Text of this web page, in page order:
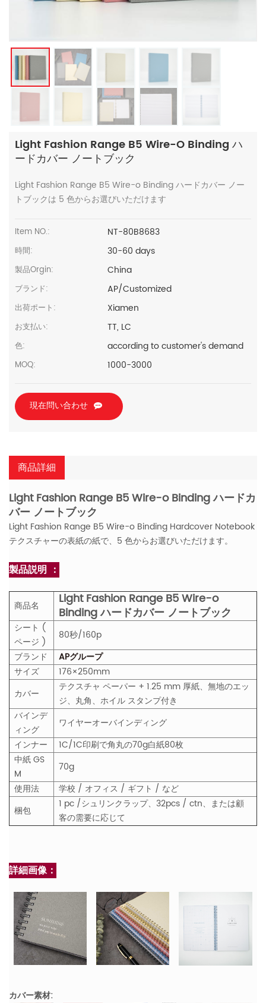
Light Fashion Range B5 Wire-O Binding ハ
ードカバー ノートブック
Light Fashion Range B5 Wire-o Binding ハードカバー ノー
トブックは 5 色からお選びいただけます
Item NO.: NT-80B8683
時間: 30-60 days
製品Orgin: China
ブランド: AP/Customized
出荷ポート: Xiamen
お支払い: TT, LC
色: according to customer's demand
MOQ: 1000-3000
現在問い合わせ
商品詳細
Light Fashion Range B5 Wire-o Binding ハードカ
バー ノートブック
Light Fashion Range B5 Wire-o Binding Hardcover Notebook
テクスチャーの表紙の紙で、5 色からお選びいただけます。
製品説明 ：
商品名
Light Fashion Range B5 Wire-o
Binding ハードカバー ノートブック
シート (
ページ )
80秒/160p
ブランド
APグループ
サイズ
176×250mm
カバー
テクスチャ ペーパー + 1.25 mm 厚紙、無地のエッ
ジ、丸角、ホイル スタンプ付き
バインデ
ィング
ワイヤーオーバインディング
インナー
1C/1C印刷で角丸の70g白紙80枚
中紙GS
M
70g
使用法
学校 / オフィス / ギフト / など
梱包
1 pc /シュリンクラップ、32pcs / ctn、または顧
客の需要に応じて
詳細画像：
カバー素材: